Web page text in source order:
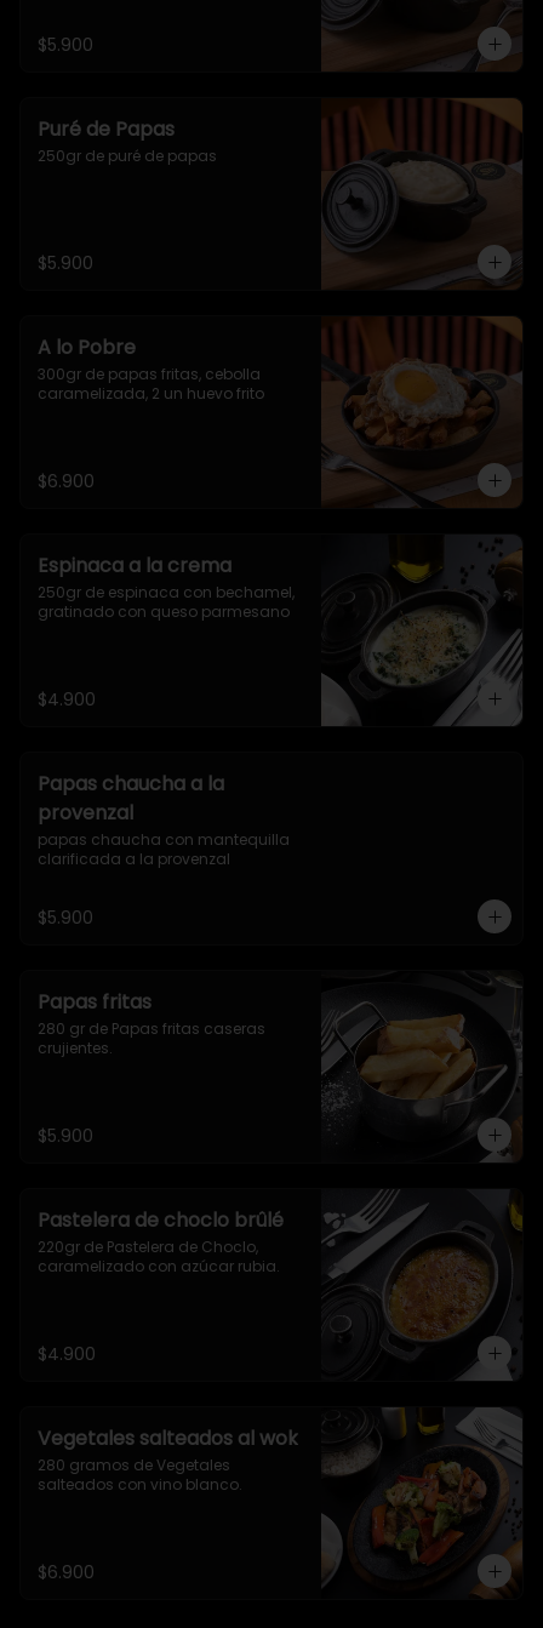
$5.900
Puré de Papas
250gr de puré de papas
$5.900
A lo Pobre
300gr de papas fritas, cebolla
caramelizada, 2 un huevo frito
$6.900
Espinaca a la crema
250gr de espinaca con bechamel,
gratinado con queso parmesano
$4.900
Papas chaucha a la
provenzal
papas chaucha con mantequilla
clarificada a la provenzal
$5.900
Papas fritas
280 gr de Papas fritas caseras
crujientes.
$5.900
Pastelera de choclo brûlé
220gr de Pastelera de Choclo,
caramelizado con azúcar rubia.
$4.900
Vegetales salteados al wok
280 gramos de Vegetales
salteados con vino blanco.
$6.900